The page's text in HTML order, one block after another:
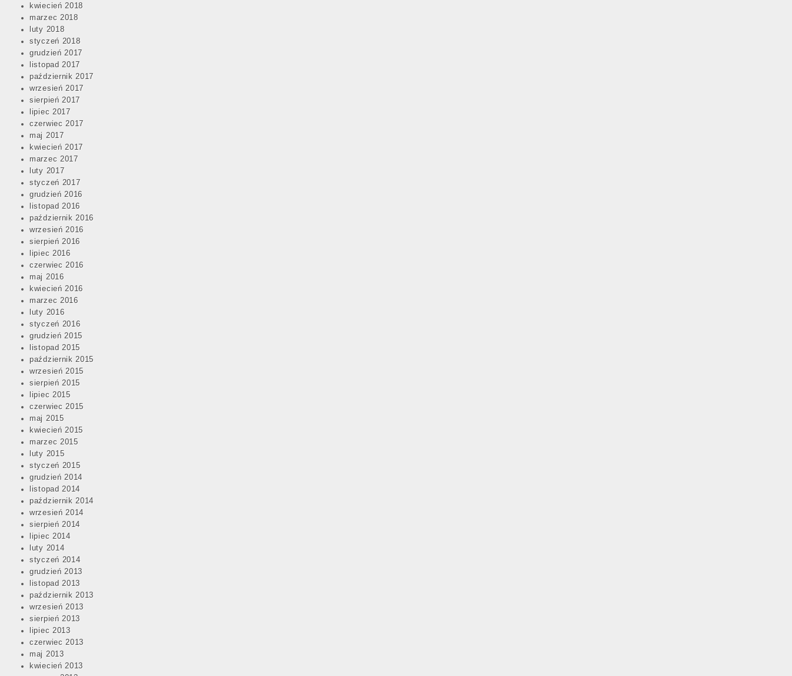
kwiecień 2018
marzec 2018
luty 2018
styczeń 2018
grudzień 2017
listopad 2017
październik 2017
wrzesień 2017
sierpień 2017
lipiec 2017
czerwiec 2017
maj 2017
kwiecień 2017
marzec 2017
luty 2017
styczeń 2017
grudzień 2016
listopad 2016
październik 2016
wrzesień 2016
sierpień 2016
lipiec 2016
czerwiec 2016
maj 2016
kwiecień 2016
marzec 2016
luty 2016
styczeń 2016
grudzień 2015
listopad 2015
październik 2015
wrzesień 2015
sierpień 2015
lipiec 2015
czerwiec 2015
maj 2015
kwiecień 2015
marzec 2015
luty 2015
styczeń 2015
grudzień 2014
listopad 2014
październik 2014
wrzesień 2014
sierpień 2014
lipiec 2014
luty 2014
styczeń 2014
grudzień 2013
listopad 2013
październik 2013
wrzesień 2013
sierpień 2013
lipiec 2013
czerwiec 2013
maj 2013
kwiecień 2013